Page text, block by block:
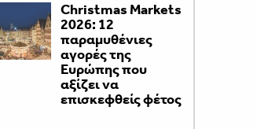
Christmas Markets
2026: 12
παραμυθένιες
αγορές της
Ευρώπης που
αξίζει να
επισκεφθείς φέτος